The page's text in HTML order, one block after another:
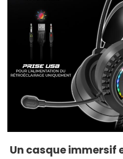
Un casque immersif